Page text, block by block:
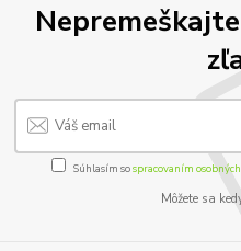
Súhlasím sospracovaním
Môžete sa